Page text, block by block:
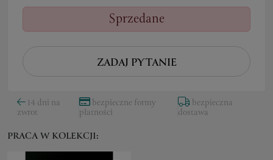
Sprzedane
ZADAJ PYTANIE
14 dni na
zwrot
bezpieczne formy
płatności
bezpieczna
dostawa
PRACA W KOLEKCJI: